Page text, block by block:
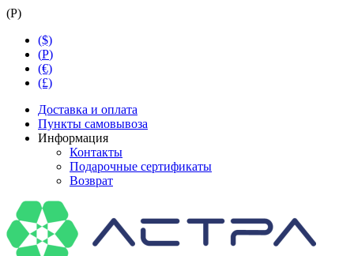
(Р)
($)
(Р)
(€)
(£)
Доставка и оплата
Пункты самовывоза
Информация
Контакты
Подарочные сертификаты
Возврат